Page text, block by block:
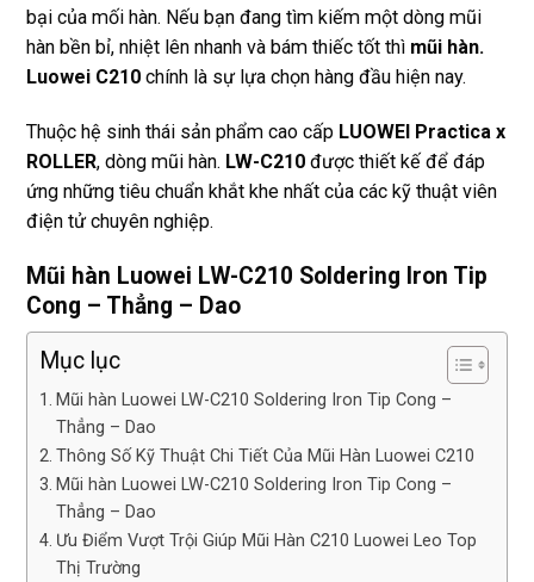
bại của mối hàn. Nếu bạn đang tìm kiếm một dòng mũi
hàn bền bỉ, nhiệt lên nhanh và bám thiếc tốt thì mũi hàn.
Luowei C210 chính là sự lựa chọn hàng đầu hiện nay.
Thuộc hệ sinh thái sản phẩm cao cấp LUOWEI Practica x
ROLLER, dòng mũi hàn. LW-C210 được thiết kế để đáp
ứng những tiêu chuẩn khắt khe nhất của các kỹ thuật viên
điện tử chuyên nghiệp.
Mũi hàn Luowei LW-C210 Soldering Iron Tip
Cong – Thẳng – Dao
Mục lục
Mũi hàn Luowei LW-C210 Soldering Iron Tip Cong –
Thẳng – Dao
Thông Số Kỹ Thuật Chi Tiết Của Mũi Hàn Luowei C210
Mũi hàn Luowei LW-C210 Soldering Iron Tip Cong –
Thẳng – Dao
Ưu Điểm Vượt Trội Giúp Mũi Hàn C210 Luowei Leo Top
Thị Trường